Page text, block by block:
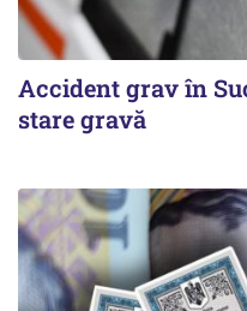
Accident grav în
stare gravă